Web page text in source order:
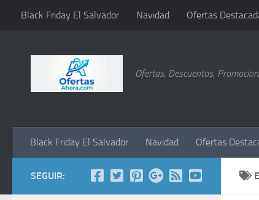
Saltar al contenido
Black Friday El Salvador Navidad Ofertas
Ofertas, Descuentos,
Black Friday El Salvador Navidad Ofertas
SEGUIR: